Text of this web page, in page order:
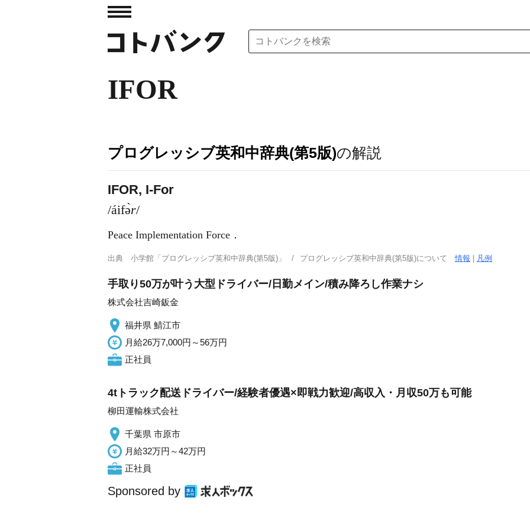
IFOR
プログレッシブ英和中辞典(第5版)の解説
IFOR, I-For
/áifə̀r/
Peace Implementation Force ．
出典 小学館「プログレッシブ英和中辞典(第5版)」 プログレッシブ英和中辞典(第5版)について情報 凡例
手取り50万が叶う大型ドライバー/日勤メイン/積み降ろし作業ナシ
株式会社吉崎鈑金
福井県 鯖江市
月給26万7,000円～56万円
正社員
4tトラック配送ドライバー/経験者優遇×即戦力歓迎/高収入・月収50万も可能
柳田運輸株式会社
千葉県 市原市
月給32万円～42万円
正社員
Sponsored by